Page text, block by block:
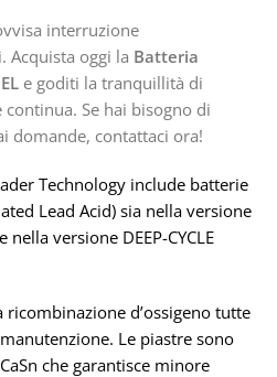
interruzione
Acquista oggi la Batteria
e goditi la tranquillità di
continua. Se hai bisogno di
domande, contattaci ora!
Technology include batterie
Lead Acid) sia nella versione
nella versione DEEP-CYCLE
d’ossigeno tutte
Le piastre sono
che garantisce minore